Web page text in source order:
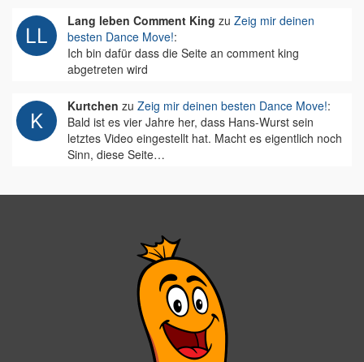
Lang leben Comment King zu Zeig mir deinen
besten Dance Move!:
Ich bin dafür dass die Seite an comment king
abgetreten wird
Kurtchen zu Zeig mir deinen besten Dance Move!:
Bald ist es vier Jahre her, dass Hans-Wurst sein
letztes Video eingestellt hat. Macht es eigentlich noch
Sinn, diese Seite…